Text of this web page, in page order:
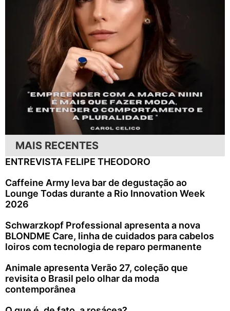
MAIS RECENTES
ENTREVISTA FELIPE THEODORO
Caffeine Army leva bar de degustação ao
Lounge Todas durante a Rio Innovation Week
2026
Schwarzkopf Professional apresenta a nova
BLONDME Care, linha de cuidados para cabelos
loiros com tecnologia de reparo permanente
Animale apresenta Verão 27, coleção que
revisita o Brasil pelo olhar da moda
contemporânea